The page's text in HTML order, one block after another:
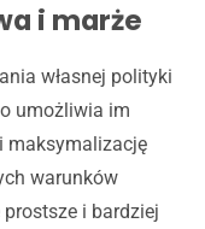
i marże
własnej polityki
umożliwia im
maksymalizację
warunków
i bardziej